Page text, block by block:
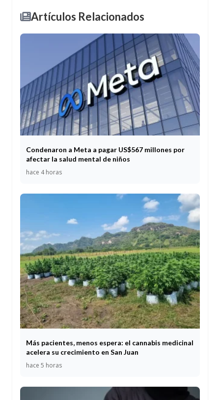
Artículos Relacionados
Condenaron a Meta a pagar US$567 millones por
afectar la salud mental de niños
hace 4 horas
Más pacientes, menos espera: el cannabis medicinal
acelera su crecimiento en San Juan
hace 5 horas